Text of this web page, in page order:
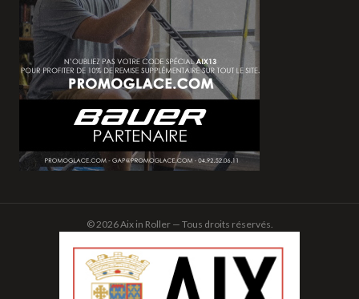
© 2026 Aix in Roller — Tous droits réservés.